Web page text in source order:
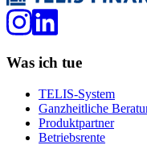
Was ich tue
TELIS-System
Ganzheitliche
Produktpartner
Betriebsrente